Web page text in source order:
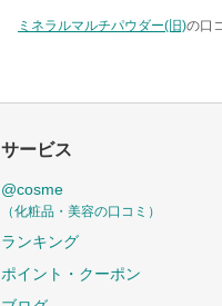
ミネラルマルチパウダー(旧)の口
サービス
@cosme
（化粧品・美容の口コミ）
ランキング
ポイント・クーポン